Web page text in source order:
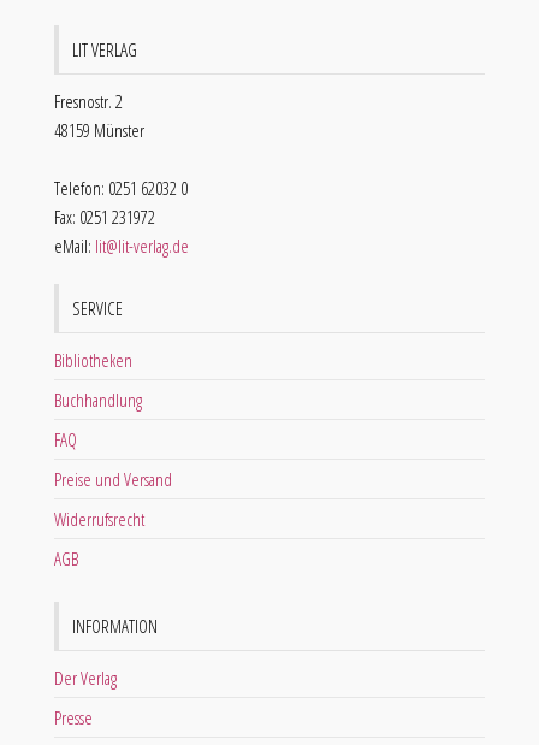
LIT VERLAG
Fresnostr. 2
48159 Münster
Telefon: 0251 62032 0
Fax: 0251 231972
eMail: lit@lit-verlag.de
SERVICE
Bibliotheken
Buchhandlung
FAQ
Preise und Versand
Widerrufsrecht
AGB
INFORMATION
Der Verlag
Presse